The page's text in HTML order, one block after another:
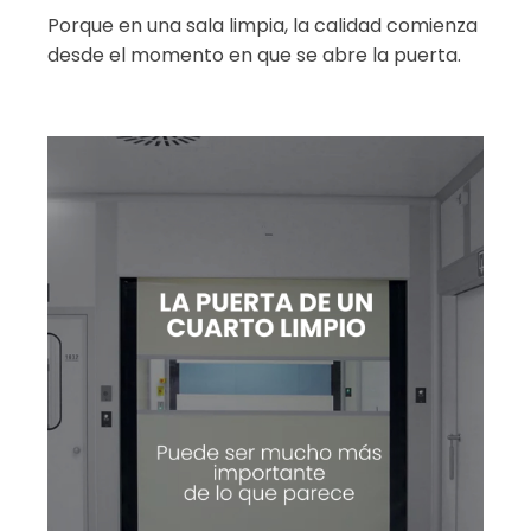
Porque en una sala limpia, la calidad comienza
desde el momento en que se abre la puerta.